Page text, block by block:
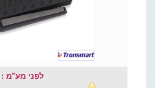
לפני מע"מ : 229.91 ₪